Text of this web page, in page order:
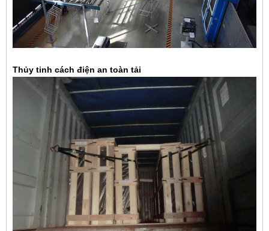
Thủy tinh cách điện an toàn tải